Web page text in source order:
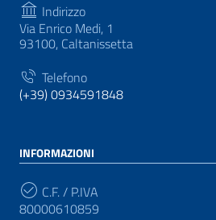
Indirizzo
Via Enrico Medi, 1
93100, Caltanissetta
Telefono
(+39) 0934591848
INFORMAZIONI
C.F. / P.IVA
80000610859